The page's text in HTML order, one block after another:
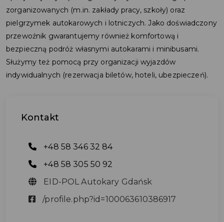
zorganizowanych (m.in. zakłady pracy, szkoły) oraz
pielgrzymek autokarowych i lotniczych. Jako doświadczony
przewoźnik gwarantujemy również komfortową i
bezpieczną podróż własnymi autokarami i minibusami.
Służymy też pomocą przy organizacji wyjazdów
indywidualnych (rezerwacja biletów, hoteli, ubezpieczeń).
Kontakt
+48 58 346 32 84
+48 58 305 50 92
EID-POL Autokary Gdańsk
/profile.php?id=100063610386917